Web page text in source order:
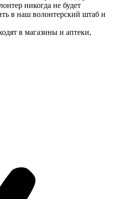
никогда не будет
в наш волонтерский штаб и
в магазины и аптеки,